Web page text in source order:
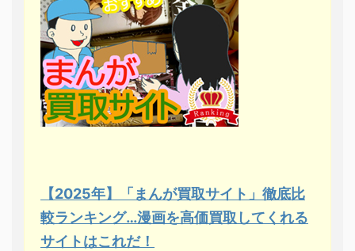
【2025年】「まんが買取サイト」徹底比
較ランキング…漫画を高価買取してくれる
サイトはこれだ！